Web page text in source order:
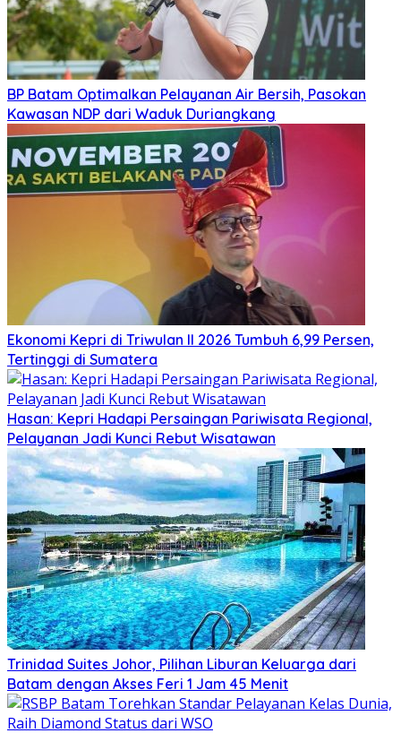
BP Batam Optimalkan Pelayanan Air Bersih, Pasokan
Kawasan NDP dari Waduk Duriangkang
Ekonomi Kepri di Triwulan II 2026 Tumbuh 6,99 Persen,
Tertinggi di Sumatera
Hasan: Kepri Hadapi Persaingan Pariwisata Regional,
Pelayanan Jadi Kunci Rebut Wisatawan
Trinidad Suites Johor, Pilihan Liburan Keluarga dari
Batam dengan Akses Feri 1 Jam 45 Menit